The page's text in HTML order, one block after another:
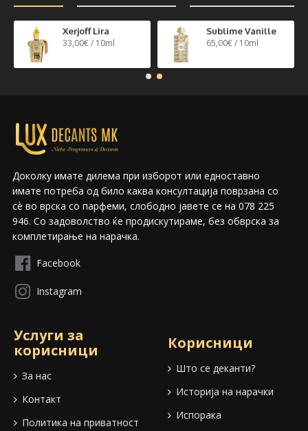
Xerjoff Lira
33,00€ / 10ml
Sublime Vanille
65,00€ / 10ml
Доколку имате дилема при изборот или едноставно
имате потреба од било каква консултација поврзана со
сѐ во врска со парфеми, слободно јавете се на 078 225
946. Со задоволство ќе продискутираме, без обврска за
комплетирање на нарачка.
Facebook
Instagram
Услуги за
корисници
За нас
Контакт
Политика на приватност
Корисници
Што се деканти?
Историја на нарачки
Испорака